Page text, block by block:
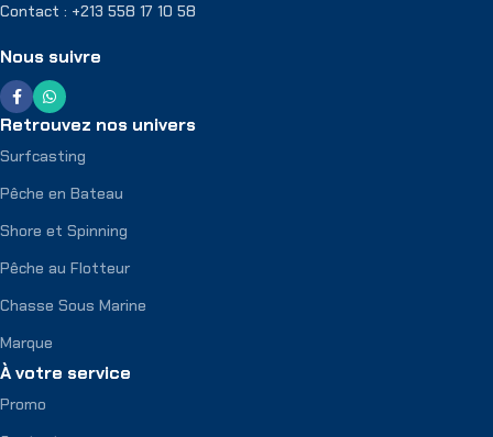
Contact : +213 558 17 10 58
Nous suivre
Retrouvez nos univers
Surfcasting
Pêche en Bateau
Shore et Spinning
Pêche au Flotteur
Chasse Sous Marine
Marque
À votre service
Promo